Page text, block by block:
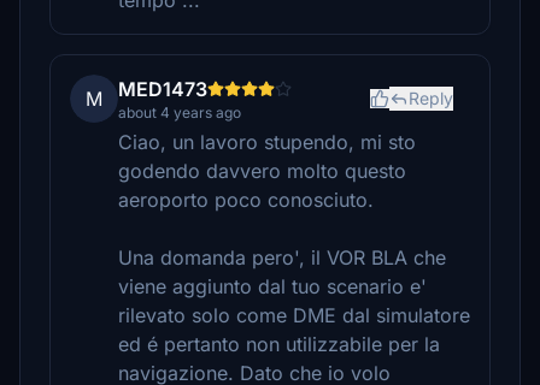
M MED1473
about 4 years ago
Reply
Ciao, un lavoro stupendo, mi sto
godendo davvero molto questo
aeroporto poco conosciuto.
Una domanda pero', il VOR BLA che
viene aggiunto dal tuo scenario e'
rilevato solo come DME dal simulatore
ed é pertanto non utilizzabile per la
navigazione. Dato che io volo